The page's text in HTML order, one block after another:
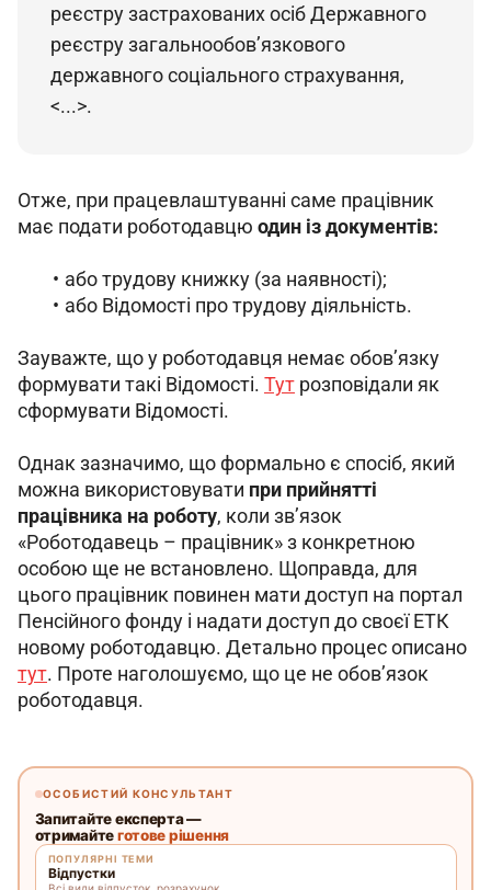
реєстру застрахованих осіб Державного
реєстру загальнообов’язкового
державного соціального страхування,
<...>.
Отже, при працевлаштуванні саме працівник
має подати роботодавцю один із документів:
або трудову книжку (за наявності);
або Відомості про трудову діяльність.
Зауважте, що у роботодавця немає обов’язку
формувати такі Відомості. Тут розповідали як
сформувати Відомості.
Однак зазначимо, що формально є спосіб, який
можна використовувати при прийнятті
працівника на роботу, коли зв’язок
«Роботодавець – працівник» з конкретною
особою ще не встановлено. Щоправда, для
цього працівник повинен мати доступ на портал
Пенсійного фонду і надати доступ до своєї ЕТК
новому роботодавцю. Детально процес описано
тут. Проте наголошуємо, що це не обов’язок
роботодавця.